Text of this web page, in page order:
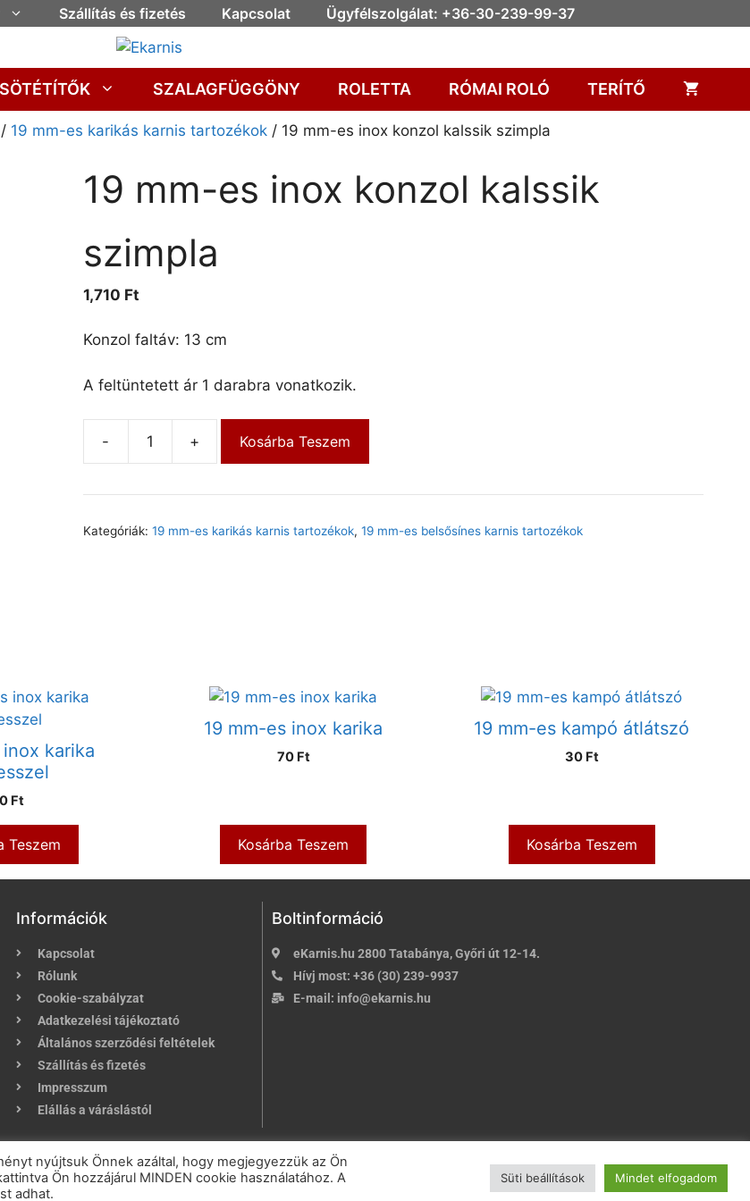
Szállítás és fizetés Kapcsolat Ügyfélszolgálat: +36-30-239-99-37
SÖTÉTÍTŐK SZALAGFÜGGÖNY ROLETTA RÓMAI ROLÓ TERÍTŐ
/ 19 mm-es karikás karnis tartozékok / 19 mm-es inox konzol kalssik szimpla
19 mm-es inox konzol kalssik
szimpla
1,710 Ft
Konzol faltáv: 13 cm
A feltüntetett ár 1 darabra vonatkozik.
- + Kosárba Teszem
Kategóriák: 19 mm-es karikás karnis tartozékok, 19 mm-es belsősínes karnis tartozékok
karika
Ft
Teszem
19 mm-es inox karika
70 Ft
Kosárba Teszem
19 mm-es kampó átlátszó
30 Ft
Kosárba Teszem
Információk
Kapcsolat
Rólunk
Cookie-szabályzat
Adatkezelési tájékoztató
Általános szerződési feltételek
Szállítás és fizetés
Impresszum
Elállás a váráslástól
Boltinformáció
eKarnis.hu 2800 Tatabánya, Győri út 12-14.
Hívj most: +36 (30) 239-9937
E-mail: info@ekarnis.hu
Függöny Webáruház | Minden jog fenntartva!
byOnline Üzletépítés
nyújtsuk Önnek azáltal, hogy megjegyezzük az Ön
Ön hozzájárul MINDEN cookie használatához. A
adhat.
Süti beállítások Mindet elfogadom